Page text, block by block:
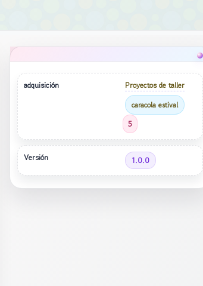
adquisición
Proyectos de taller
caracola estival
5
Versión 1.0.0